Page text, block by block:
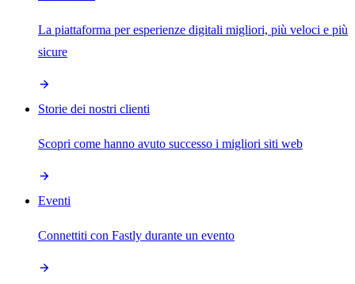
La piattaforma per esperienze digitali migliori, più veloci e più
sicure
Storie dei nostri clienti
Scopri come hanno avuto successo i migliori siti web
Eventi
Connettiti con Fastly durante un evento